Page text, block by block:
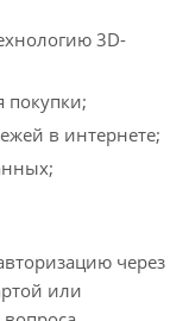
3D-
покупки;
в интернете;
через
или